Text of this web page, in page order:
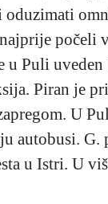
oduzimati
počeli
Puli
Piran je
U
autobusi. G.
u Istri. U